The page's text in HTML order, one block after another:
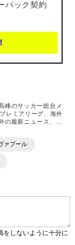
パック契約
峰のサッカー総合メ
レミアリーグ、海外
の最新ニュース、コ
「TikTok」など、
ァプール